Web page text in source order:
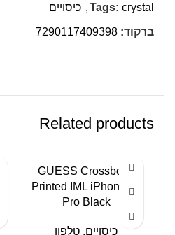
Tags: crystal
, כיסויים
ברקוד:
Related products
GUESS Crossbody
Printed IML iPhone 15
Pro Black
כיסויים, טלפון